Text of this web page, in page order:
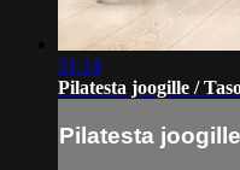
31:14
Pilatesta joogille /
Pilatesta